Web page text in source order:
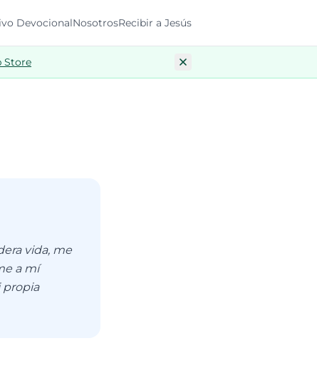
DevocionalNosotrosRecibir a Jesús
Store
vida, me
a mí
propia